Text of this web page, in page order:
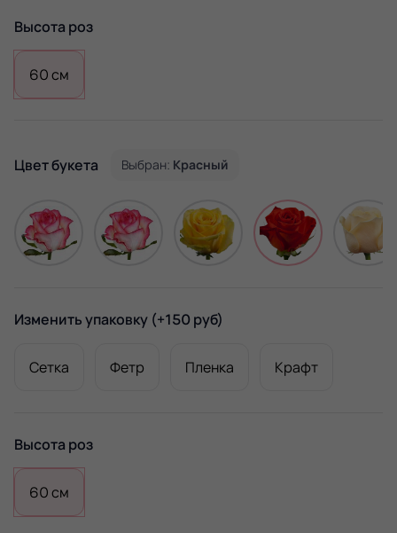
Высота роз
60 см
Цвет букета Выбран: Красный
Изменить упаковку (+150 руб)
Сетка Фетр Пленка Крафт
Высота роз
60 см